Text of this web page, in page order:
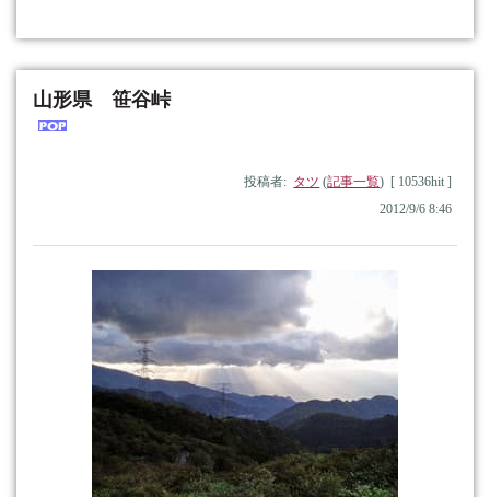
山形県 笹谷峠
投稿者: タツ (記事一覧) [ 10536hit ]
2012/9/6 8:46